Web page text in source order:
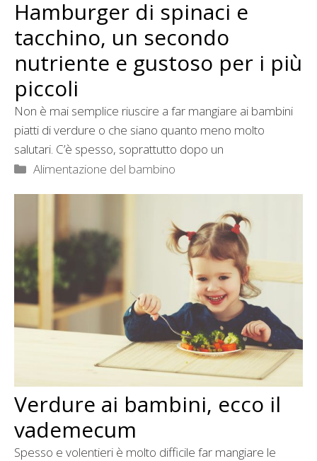
Hamburger di spinaci e
tacchino, un secondo
nutriente e gustoso per i più
piccoli
Non è mai semplice riuscire a far mangiare ai bambini
piatti di verdure o che siano quanto meno molto
salutari. C’è spesso, soprattutto dopo un
Categorie
Alimentazione del bambino
Verdure ai bambini, ecco il
vademecum
Spesso e volentieri è molto difficile far mangiare le